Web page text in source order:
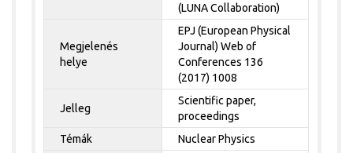
(LUNA Collaboration)
Megjelenés
helye
EPJ (European Physical
Journal) Web of
Conferences 136
(2017) 1008
Jelleg
Scientific paper,
proceedings
Témák
Nuclear Physics